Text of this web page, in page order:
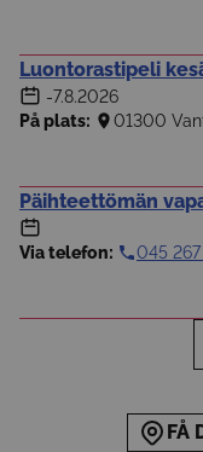
Luontorastipeli
-7.8.2026
På plats:
01300
Päihteettömän
Via telefon: 045
FÅ